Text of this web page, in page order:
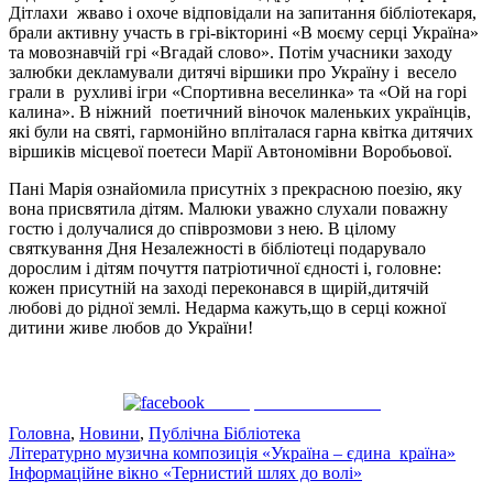
Дітлахи жваво і охоче відповідали на запитання бібліотекаря,
брали активну участь в грі-вікторині «В моєму серці Україна»
та мовознавчій грі «Вгадай слово». Потім учасники заходу
залюбки декламували дитячі віршики про Україну і весело
грали в рухливі ігри «Спортивна веселинка» та «Ой на горі
калина». В ніжний поетичний віночок маленьких українців,
які були на святі, гармонійно впліталася гарна квітка дитячих
віршиків місцевої поетеси Марії Автономівни Воробьової.
Пані Марія ознайомила присутніх з прекрасною поезію, яку
вона присвятила дітям. Малюки уважно слухали поважну
гостю і долучалися до співрозмови з нею. В цілому
святкування Дня Незалежності в бібліотеці подарувало
дорослим і дітям почуття патріотичної єдності і, головне:
кожен присутній на заході переконався в щирій,дитячій
любові до рідної землі. Недарма кажуть,що в серці кожної
дитини живе любов до України!
Головна, Новини, Публічна Бібліотека
Навігація
записів
Літературно музична композиція «Україна – єдина країна»
Інформаційне вікно «Тернистий шлях до волі»